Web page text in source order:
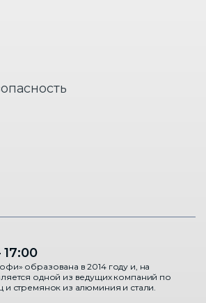
образована в 2014 году и, на
одной из ведущих компаний по
и стремянок из алюминия и стали.